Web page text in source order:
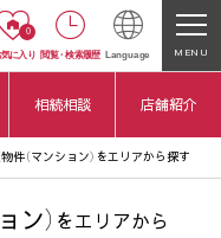
0
気に入り 閲覧・ 検索履歴 Language MENU
相続相談 店舗紹介
件（マンション）をエリアから探す
ン） をエリアから